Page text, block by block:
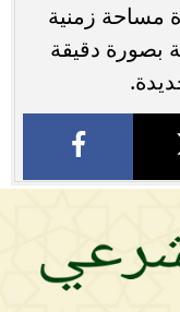
مساحة زمنية
بصورة دقيقة